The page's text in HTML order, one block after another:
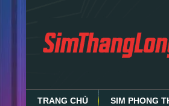
TRANG CHỦ SIM PHONG